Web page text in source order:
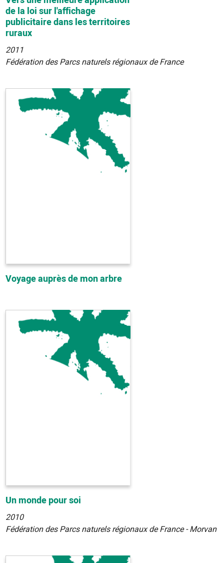
de la loi sur l'affichage
publicitaire dans les territoires
ruraux
2011
Fédération des Parcs naturels régionaux de France
Voyage auprès de mon arbre
Un monde pour soi
2010
Fédération des Parcs naturels régionaux de France - Morvan